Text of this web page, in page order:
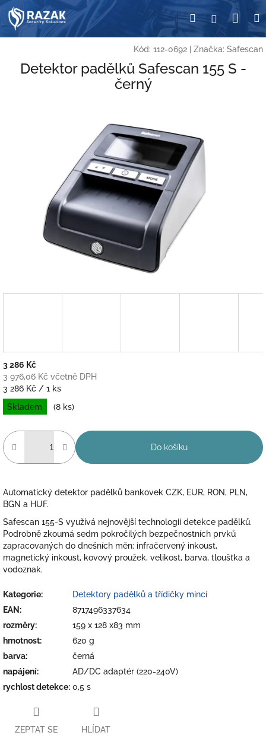
Přejít
na
obsah
HledatPřihlášení
Kód: 112-0692 Značka: Safescan
Detektor padělků Safescan 155 S -
černý
3 286 Kč
3 976,06 Kč včetně DPH
Měrná
cena:
3 286 Kč / 1 ks
Skladem
(8 ks)
Do košíku
Automatický detektor padělků bankovek CZK, EUR, RON, PLN,
BGN a HUF.
Safescan 155-S využívá nejnovější technologii detekce padělků.
Podrobně zkoumá sedm pokročilých bezpečnostních prvků
zapracovaných do dnešních měn: infračervený inkoust,
magnetický inkoust, kovový proužek, velikost, barva, tloušťka a
vodoznak.
Kategorie:
Detektory padělků a třídičky mincí
EAN :
8717496337634
rozměry:
159 x 128 x83 mm
hmotnost:
620 g
barva:
černá
napájení:
AD/DC adaptér (220-240V)
rychlost detekce: 0,5 s
ZEPTAT SE HLÍDAT